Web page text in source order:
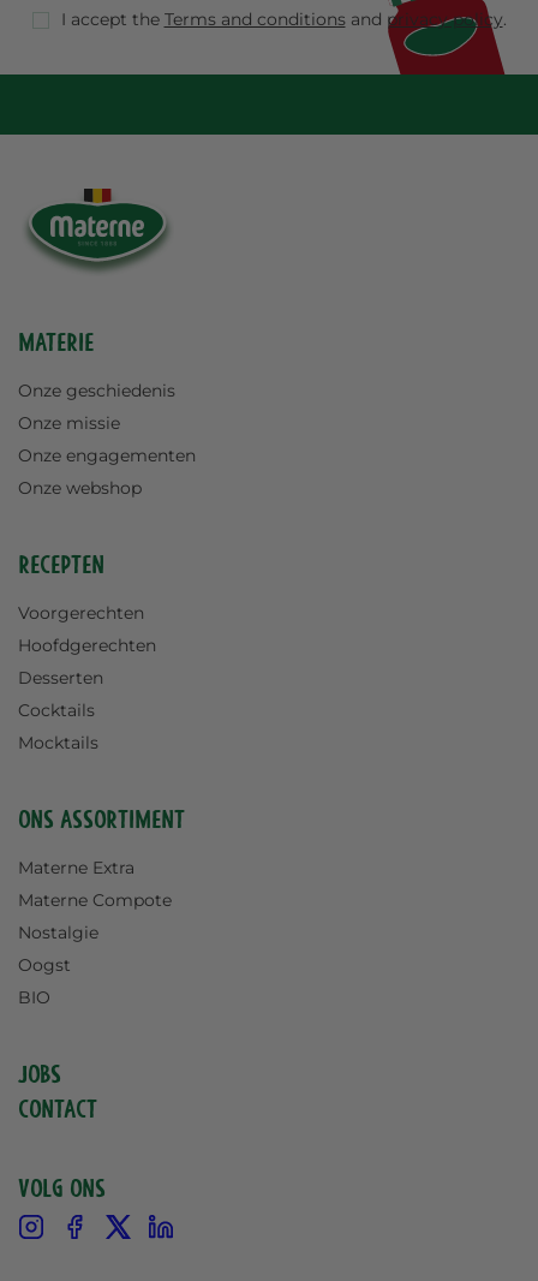
I accept the Terms and conditionsand privacy policy.
Materie
Onze geschiedenis
Onze missie
Onze engagementen
Onze webshop
Recepten
Voorgerechten
Hoofdgerechten
Desserten
Cocktails
Mocktails
Ons assortiment
Materne Extra
Materne Compote
Nostalgie
Oogst
BIO
Jobs
Contact
Volg ons
Instagram
Facebook
X Linkedin